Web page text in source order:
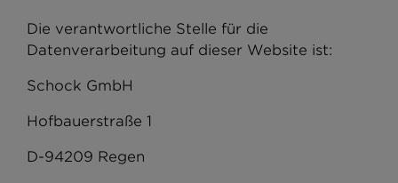
Die verantwortliche Stelle für die
Datenverarbeitung auf dieser Website ist:
Schock GmbH
Hofbauerstraße 1
D-94209 Regen